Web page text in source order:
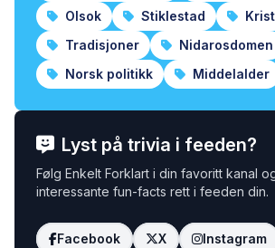
Olsok
Stiklestad
Tradisjoner
Nidarosdomen
Norsk politikk
Middelalder
Lyst på trivia i feeden?
Følg Enkelt Forklart i din favoritt kanal
interessante fun-facts rett i feeden din.
Facebook X Instagram